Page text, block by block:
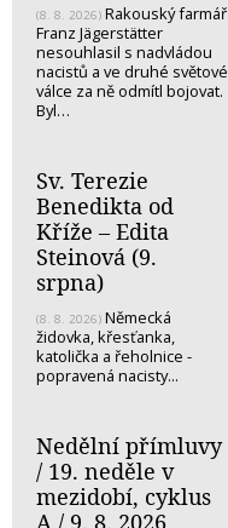
(8. 8. 2026) Rakouský farmář
Franz Jägerstätter
nesouhlasil s nadvládou
nacistů a ve druhé světové
válce za ně odmítl bojovat.
Byl…
Sv. Terezie
Benedikta od
Kříže – Edita
Steinová (9.
srpna)
(8. 8. 2026) Německá
židovka, křesťanka,
katolička a řeholnice -
popravená nacisty...
Nedělní přímluvy
/ 19. neděle v
mezidobí, cyklus
A / 9. 8. 2026